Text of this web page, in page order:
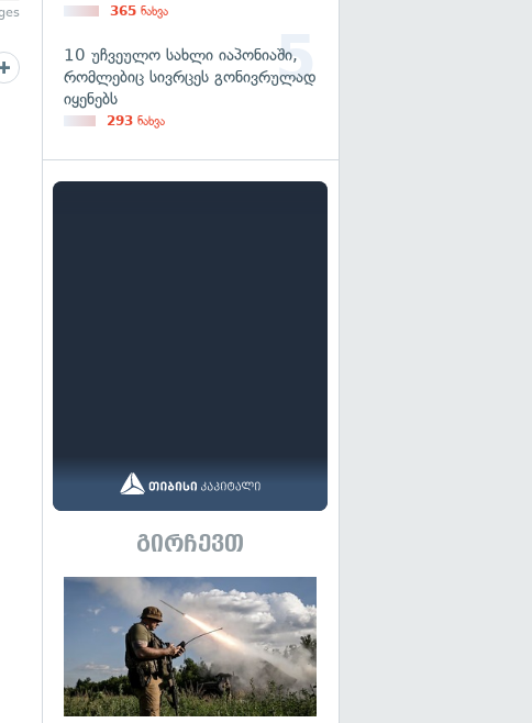
365 ნახვა
10 უჩვეულო სახლი იაპონიაში,
რომლებიც სივრცეს გონივრულად
იყენებს
293 ნახვა
გირჩევთ